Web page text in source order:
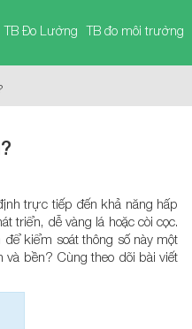
TB Đo Lường TB đo môi trường
trực tiếp đến khả năng hấp
triển, dễ vàng lá hoặc còi cọc.
để kiểm soát thông số này một
và bền? Cùng theo dõi bài viết